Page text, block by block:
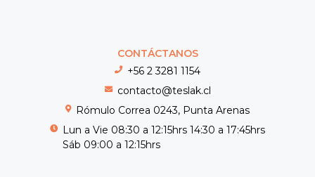
CONTÁCTANOS
+56 2 3281 1154
contacto@teslak.cl
Rómulo Correa 0243, Punta Arenas
Lun a Vie 08:30 a 12:15hrs 14:30 a 17:45hrs
Sáb 09:00 a 12:15hrs